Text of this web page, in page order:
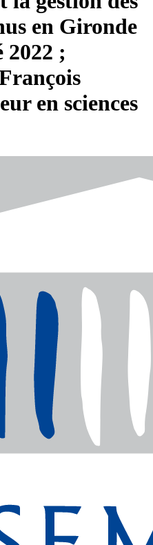
en Gironde
2022 ;
en sciences